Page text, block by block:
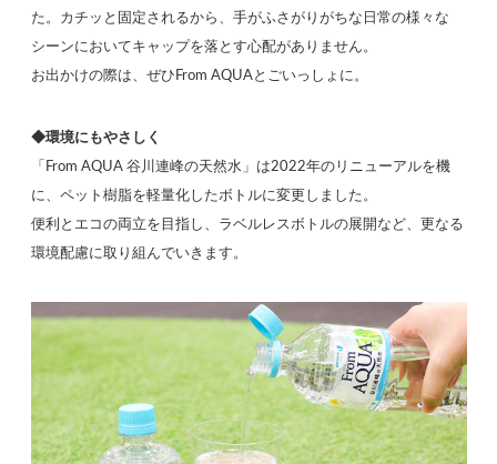
た。カチッと固定されるから、手がふさがりがちな日常の様々な
シーンにおいてキャップを落とす心配がありません。
お出かけの際は、ぜひFrom AQUAとごいっしょに。
◆環境にもやさしく
「From AQUA 谷川連峰の天然水」は2022年のリニューアルを機
に、ペット樹脂を軽量化したボトルに変更しました。
便利とエコの両立を目指し、ラベルレスボトルの展開など、更なる
環境配慮に取り組んでいきます。